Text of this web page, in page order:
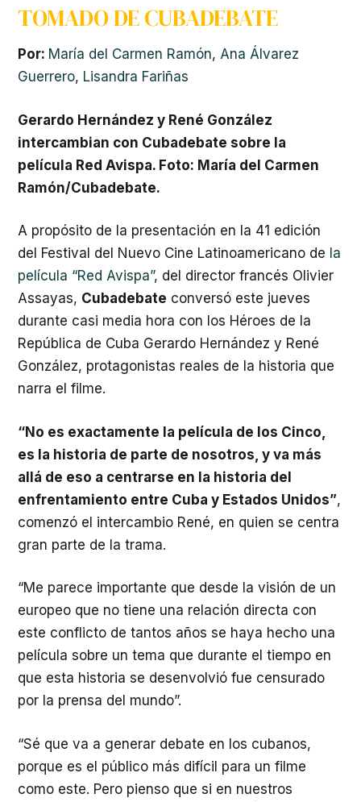
TOMADO DE CUBADEBATE
Por: María del Carmen Ramón, Ana Álvarez
Guerrero, Lisandra Fariñas
Gerardo Hernández y René González
intercambian con Cubadebate sobre la
película Red Avispa. Foto: María del Carmen
Ramón/Cubadebate.
A propósito de la presentación en la 41 edición
del Festival del Nuevo Cine Latinoamericano de la
película “Red Avispa”, del director francés Olivier
Assayas, Cubadebate conversó este jueves
durante casi media hora con los Héroes de la
República de Cuba Gerardo Hernández y René
González, protagonistas reales de la historia que
narra el filme.
“No es exactamente la película de los Cinco,
es la historia de parte de nosotros, y va más
allá de eso a centrarse en la historia del
enfrentamiento entre Cuba y Estados Unidos”,
comenzó el intercambio René, en quien se centra
gran parte de la trama.
“Me parece importante que desde la visión de un
europeo que no tiene una relación directa con
este conflicto de tantos años se haya hecho una
película sobre un tema que durante el tiempo en
que esta historia se desenvolvió fue censurado
por la prensa del mundo”.
“Sé que va a generar debate en los cubanos,
porque es el público más difícil para un filme
como este. Pero pienso que si en nuestros